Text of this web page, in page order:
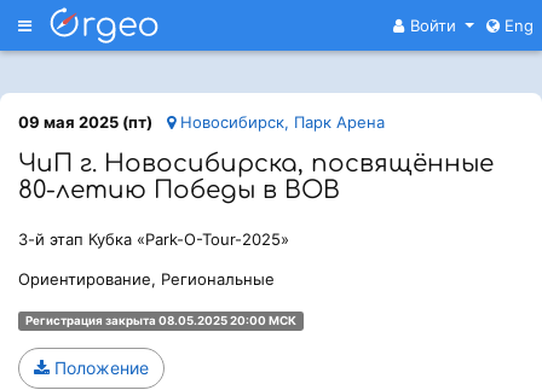
Меню Войти Eng
09 мая 2025 (пт) Новосибирск, Парк Арена
ЧиП г. Новосибирска, посвящённые
80-летию Победы в ВОВ
3-й этап Кубка «Park-O-Tour-2025»
Ориентирование, Региональные
Регистрация закрыта 08.05.2025 20:00 МСК
Положение